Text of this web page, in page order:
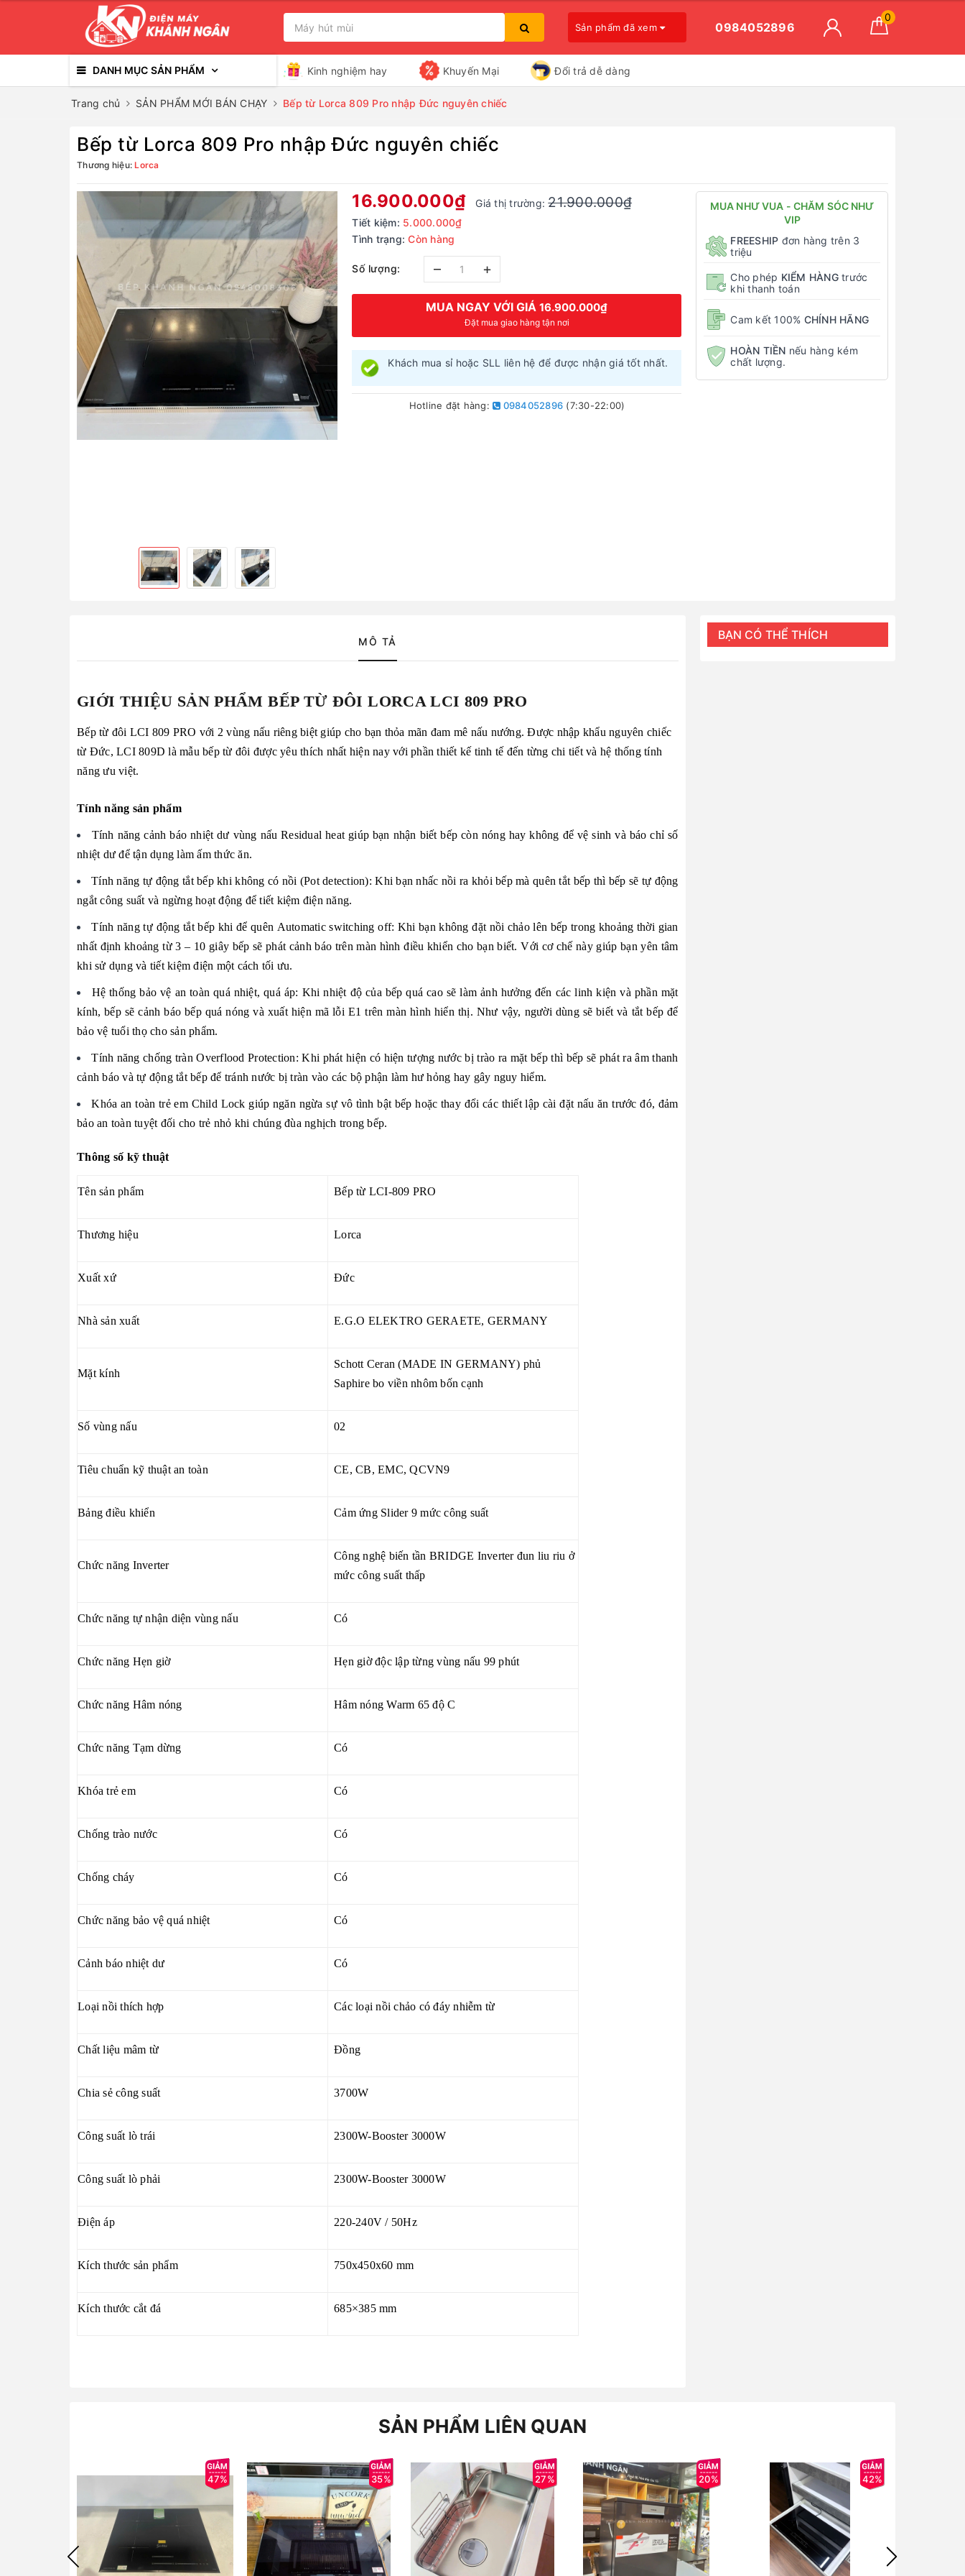
Sản phẩm đã xem 0984052896
0
DANH MỤC SẢN PHẨM Kinh nghiệm hay Khuyến Mại Đổi trả dễ dàng
Trang chủ SẢN PHẨM MỚI BÁN CHẠY Bếp từ Lorca 809 Pro nhập Đức nguyên chiếc
Bếp từ Lorca 809 Pro nhập Đức nguyên chiếc
Thương hiệu:Lorca
16.900.000₫ Giá thị trường:21.900.000₫
Tiết kiệm: 5.000.000₫
Tình trạng: Còn hàng
Số lượng: – +
MUA NGAY VỚI GIÁ16.900.000₫
Đặt mua giao hàng tận nơi
Khách mua sỉ hoặc SLL liên hệ để được nhận giá tốt nhất.
Hotline đặt hàng: 0984052896 (7:30-22:00)
MUA NHƯ VUA - CHĂM SÓC NHƯ
VIP
FREESHIP đơn hàng trên 3
triệu
Cho phép KIỂM HÀNGtrước
khi thanh toán
Cam kết 100% CHÍNH HÃNG
HOÀN TIỀN nếu hàng kém
chất lượng.
MÔ TẢ
GIỚI THIỆU SẢN PHẨM BẾP TỪ ĐÔI LORCA LCI 809 PRO
Bếp từ đôi LCI 809 PRO với 2 vùng nấu riêng biệt giúp cho bạn thỏa mãn đam mê nấu nướng. Được nhập khẩu nguyên chiếc
từ Đức, LCI 809D là mẫu bếp từ đôi được yêu thích nhất hiện nay với phần thiết kế tinh tế đến từng chi tiết và hệ thống tính
năng ưu việt.
Tính năng sản phẩm
Tính năng cảnh báo nhiệt dư vùng nấu Residual heat giúp bạn nhận biết bếp còn nóng hay không để vệ sinh và báo chỉ số
nhiệt dư để tận dụng làm ấm thức ăn.
Tính năng tự động tắt bếp khi không có nồi (Pot detection): Khi bạn nhấc nồi ra khỏi bếp mà quên tắt bếp thì bếp sẽ tự động
ngắt công suất và ngừng hoạt động để tiết kiệm điện năng.
Tính năng tự động tắt bếp khi để quên Automatic switching off: Khi bạn không đặt nồi chảo lên bếp trong khoảng thời gian
nhất định khoảng từ 3 – 10 giây bếp sẽ phát cảnh báo trên màn hình điều khiển cho bạn biết. Với cơ chế này giúp bạn yên tâm
khi sử dụng và tiết kiệm điện một cách tối ưu.
Hệ thống bảo vệ an toàn quá nhiệt, quá áp: Khi nhiệt độ của bếp quá cao sẽ làm ảnh hưởng đến các linh kiện và phần mặt
kính, bếp sẽ cảnh báo bếp quá nóng và xuất hiện mã lỗi E1 trên màn hình hiển thị. Như vậy, người dùng sẽ biết và tắt bếp để
bảo vệ tuổi thọ cho sản phẩm.
Tính năng chống tràn Overflood Protection: Khi phát hiện có hiện tượng nước bị trào ra mặt bếp thì bếp sẽ phát ra âm thanh
cảnh báo và tự động tắt bếp để tránh nước bị tràn vào các bộ phận làm hư hỏng hay gây nguy hiểm.
Khóa an toàn trẻ em Child Lock giúp ngăn ngừa sự vô tình bật bếp hoặc thay đổi các thiết lập cài đặt nấu ăn trước đó, đảm
bảo an toàn tuyệt đối cho trẻ nhỏ khi chúng đùa nghịch trong bếp.
Thông số kỹ thuật
Tên sản phẩm Bếp từ LCI-809 PRO
Thương hiệu Lorca
Xuất xứ Đức
Nhà sản xuất E.G.O ELEKTRO GERAETE, GERMANY
Mặt kính
Schott Ceran (MADE IN GERMANY) phủ
Saphire bo viền nhôm bốn cạnh
Số vùng nấu 02
Tiêu chuẩn kỹ thuật an toàn CE, CB, EMC, QCVN9
Bảng điều khiển Cảm ứng Slider 9 mức công suất
Chức năng Inverter
Công nghệ biến tần BRIDGE Inverter đun liu riu ở
mức công suất thấp
Chức năng tự nhận diện vùng nấu Có
Chức năng Hẹn giờ Hẹn giờ độc lập từng vùng nấu 99 phút
Chức năng Hâm nóng Hâm nóng Warm 65 độ C
Chức năng Tạm dừng Có
Khóa trẻ em Có
Chống trào nước Có
Chống cháy Có
Chức năng bảo vệ quá nhiệt Có
Cảnh báo nhiệt dư Có
Loại nồi thích hợp Các loại nồi chảo có đáy nhiễm từ
Chất liệu mâm từ Đồng
Chia sẻ công suất 3700W
Công suất lò trái 2300W-Booster 3000W
Công suất lò phải 2300W-Booster 3000W
Điện áp 220-240V / 50Hz
Kích thước sản phẩm 750x450x60 mm
Kích thước cắt đá 685×385 mm
BẠN CÓ THỂ THÍCH
SẢN PHẨM LIÊN QUAN
47% 35% 27% 20% 42%